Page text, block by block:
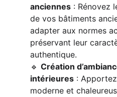
anciennes : Rénovez
de vos bâtiments
adapter aux normes
préservant leur
authentique.
🔹 Création
intérieures :
moderne et